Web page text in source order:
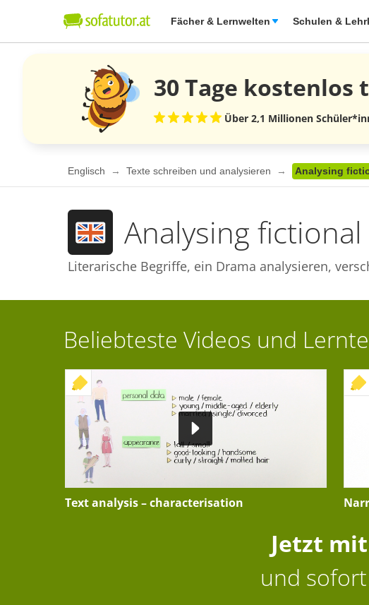
Fächer & Lernwelten Schulen &
30 Tage kostenlos
Über 2,1 Millionen
Englisch Texte schreiben und analysieren Analysing
Analysing
Literarische Begriffe, ein Drama analysieren,
Beliebteste Videos und
+ INTERAKTIVE ÜBUNG
Text analysis – characterisation
Jetzt
und